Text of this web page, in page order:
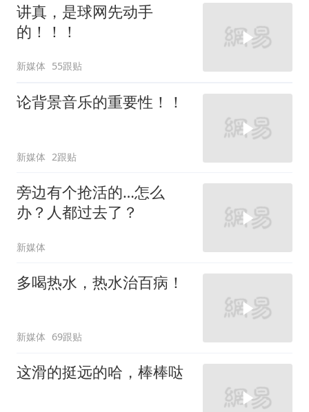
讲真，是球网先动手
的！！！
新媒体 55跟贴
论背景音乐的重要性！！
新媒体 2跟贴
旁边有个抢活的…怎么
办？人都过去了？
新媒体
多喝热水，热水治百病！
新媒体 69跟贴
这滑的挺远的哈，棒棒哒